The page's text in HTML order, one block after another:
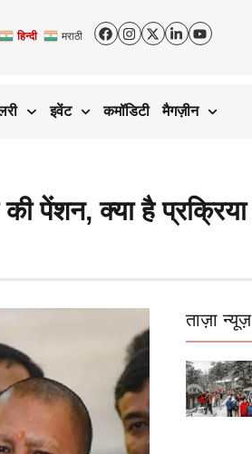
हिन्दी मराठी
इवेंट कमॉडिटी मैगज़ीन
पेंशन, क्या है प्रक्रिया
ताज़ा न्यूज़